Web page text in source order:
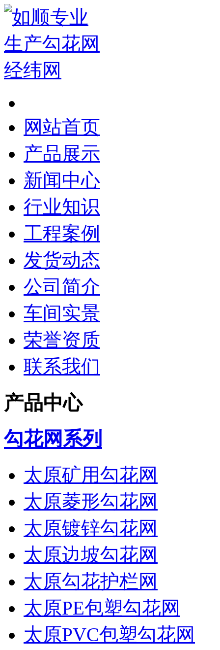
网站首页
产品展示
新闻中心
行业知识
工程案例
发货动态
公司简介
车间实景
荣誉资质
联系我们
产品中心
勾花网系列
太原矿用勾花网
太原菱形勾花网
太原镀锌勾花网
太原边坡勾花网
太原勾花护栏网
太原PE包塑勾花网
太原PVC包塑勾花网